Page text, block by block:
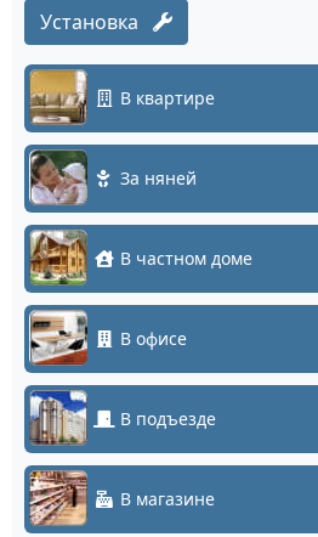
Установка
В квартире
За няней
В частном доме
В офисе
В подъезде
В магазине